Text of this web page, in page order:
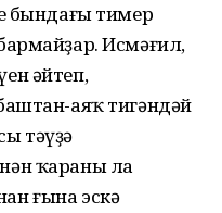
бындағы тимер
Исмәғил,
әйтеп,
аяҡ тигәндәй
тәүҙә
ҡараны ла
ғына эскә